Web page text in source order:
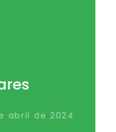
abril de 2024